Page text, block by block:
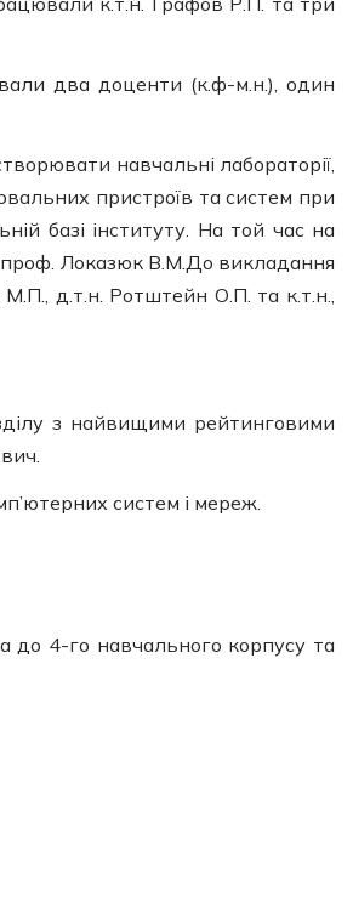
два доценти (к.ф-м.н.), один
навчальні лабораторії,
пристроїв та систем при
базі інституту. На той час на
проф. Локазюк В.М.До викладання
М.П., д.т.н. Ротштейн О.П. та к.т.н.,
з найвищими рейтинговими
систем і мереж.
до 4-го навчального корпусу та